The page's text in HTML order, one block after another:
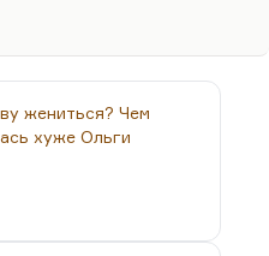
есть как бы два
две великие
Грея» Уайльда и
Хайд» Стивенсона.
Дориана Грея» —
маленькая
жениться? Чем
хуже Ольги